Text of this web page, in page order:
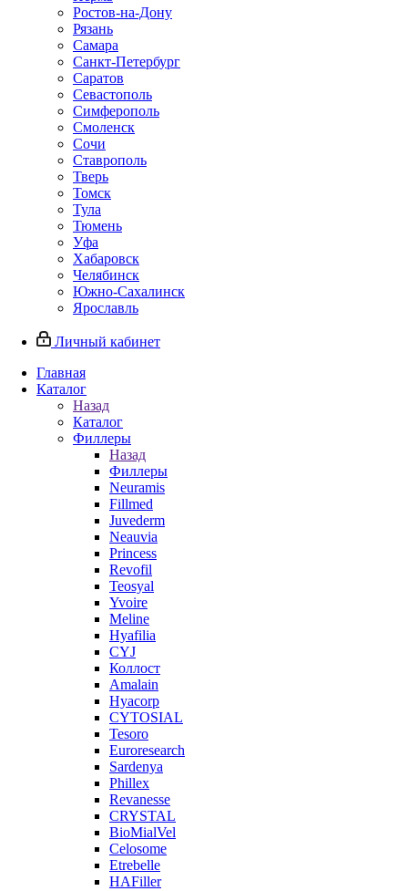
Ростов-на-Дону
Рязань
Самара
Санкт-Петербург
Саратов
Севастополь
Симферополь
Смоленск
Сочи
Ставрополь
Тверь
Томск
Тула
Тюмень
Уфа
Хабаровск
Челябинск
Южно-Сахалинск
Ярославль
Личный кабинет
Главная
Каталог
Назад
Каталог
Филлеры
Назад
Филлеры
Neuramis
Fillmed
Juvederm
Neauvia
Princess
Revofil
Teosyal
Yvoire
Meline
Hyafilia
CYJ
Коллост
Amalain
Hyacorp
CYTOSIAL
Tesoro
Euroresearch
Sardenya
Phillex
Revanesse
CRYSTAL
BioMialVel
Celosome
Etrebelle
HAFiller